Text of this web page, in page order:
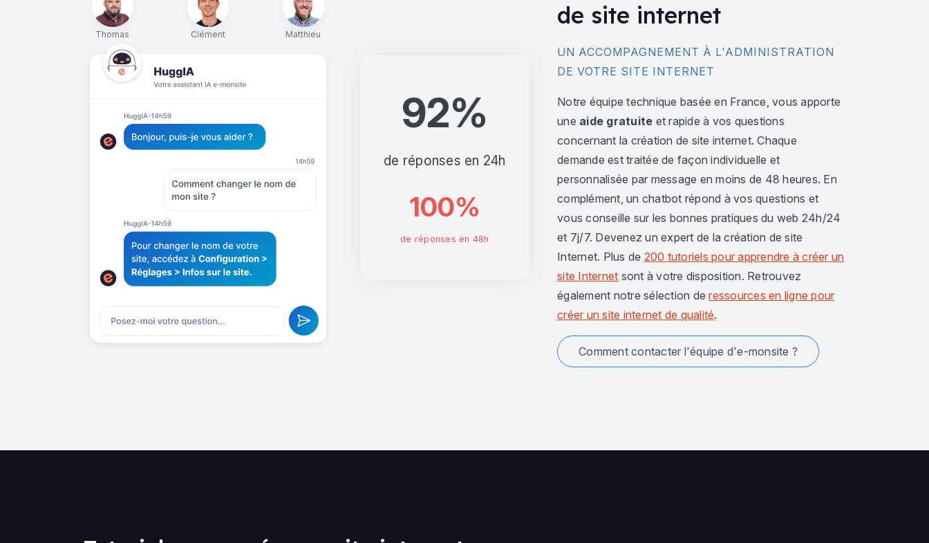
Thomas Clément Matthieu
92%
de réponses en 24h
100%
de réponses en 48h
de site internet
UN ACCOMPAGNEMENT À L'ADMINISTRATION
DE VOTRE SITE INTERNET
Notre équipe technique basée en France, vous apporte
une aide gratuite et rapide à vos questions
concernant la création de site internet. Chaque
demande est traitée de façon individuelle et
personnalisée par message en moins de 48 heures. En
complément, un chatbot répond à vos questions et
vous conseille sur les bonnes pratiques du web 24h/24
et 7j/7. Devenez un expert de la création de site
Internet. Plus de 200 tutoriels pour apprendre à créer un
site Internet sont à votre disposition. Retrouvez
également notre sélection deressources en ligne pour
créer un site internet de qualité.
Comment contacter l'équipe d'e-monsite ?